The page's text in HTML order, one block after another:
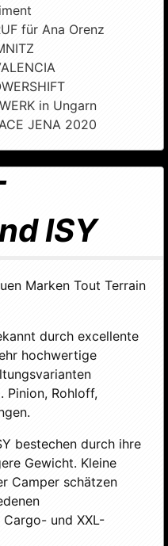
für Ana Orenz
in Ungarn
JENA 2020
ISY
Marken Tout Terrain
durch excellente
hochwertige
Pinion, Rohloff,
bestechen durch ihre
Gewicht. Kleine
Camper schätzen
und XXL-